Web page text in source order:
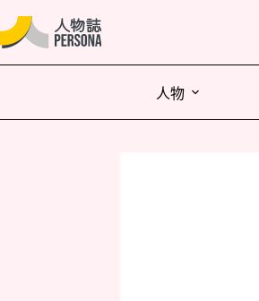
人物